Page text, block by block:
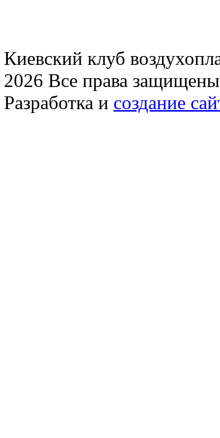
Киевский клуб
2026 Все права защищены
Разработка и создание